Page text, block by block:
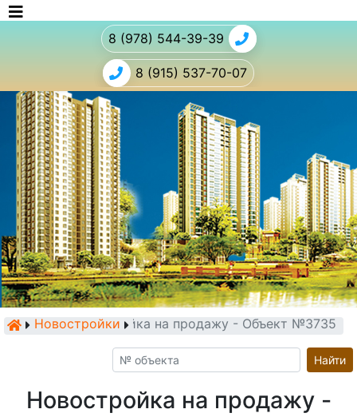
8 (978) 544-39-39
8 (915) 537-70-07
Новостройки
Новостройка на продажу - Объект №3735
Найти
Новостройка на продажу -